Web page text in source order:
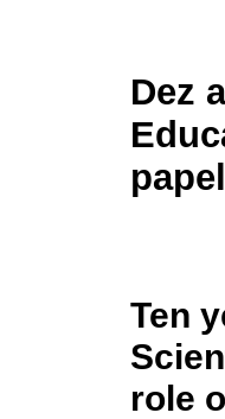
Dez
Ten
role